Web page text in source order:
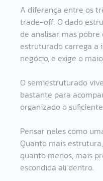
A diferença entre os
trade-off. O dado
de analisar, mas
estruturado carrega a
negócio, e exige o
O semiestruturado
bastante para
organizado o
Pensar neles como
Quanto mais
quanto menos, mais
escondida ali dentro.